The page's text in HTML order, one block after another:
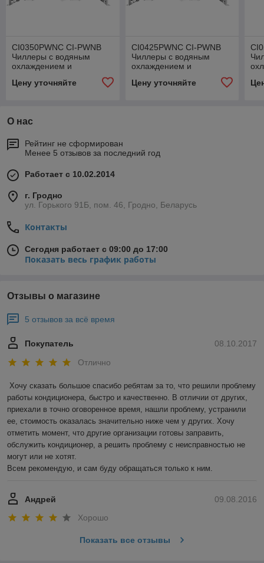
CI0350PWNС CI-PWNB
Чиллеры с водяным
охлаждением и
компрессорами
Цену уточняйте
CI0425PWNС CI-PWNB
Чиллеры с водяным
охлаждением и
компрессорами
Цену уточняйте
О нас
Рейтинг не сформирован
Менее 5 отзывов за последний год
Работает с 10.02.2014
г. Гродно
ул. Горького 91Б, пом. 46, Гродно, Беларусь
Контакты
Сегодня работает с 09:00 до 17:00
Показать весь график работы
Отзывы о магазине
5 отзывов за всё время
08.10.2017
Покупатель
Отлично
Хочу сказать большое спасибо ребятам за то, что решили проблему
работы кондиционера, быстро и качественно. В отличии от других,
приехали в точно оговоренное время, нашли проблему, устранили
ее, стоимость оказалась значительно ниже чем у других. Хочу
отметить момент, что другие организации готовы заправить,
обслужить кондиционер, а решить проблему с неисправностью не
могут или не хотят.
Всем рекомендую, и сам буду обращаться только к ним.
09.08.2016
Андрей
Хорошо
Показать все отзывы